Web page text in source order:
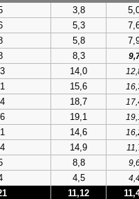
3,8
5,3
5,8
8,3
14,0
15,6
18,7
19,1
14,6
14,9
8,8
4,5
11,12